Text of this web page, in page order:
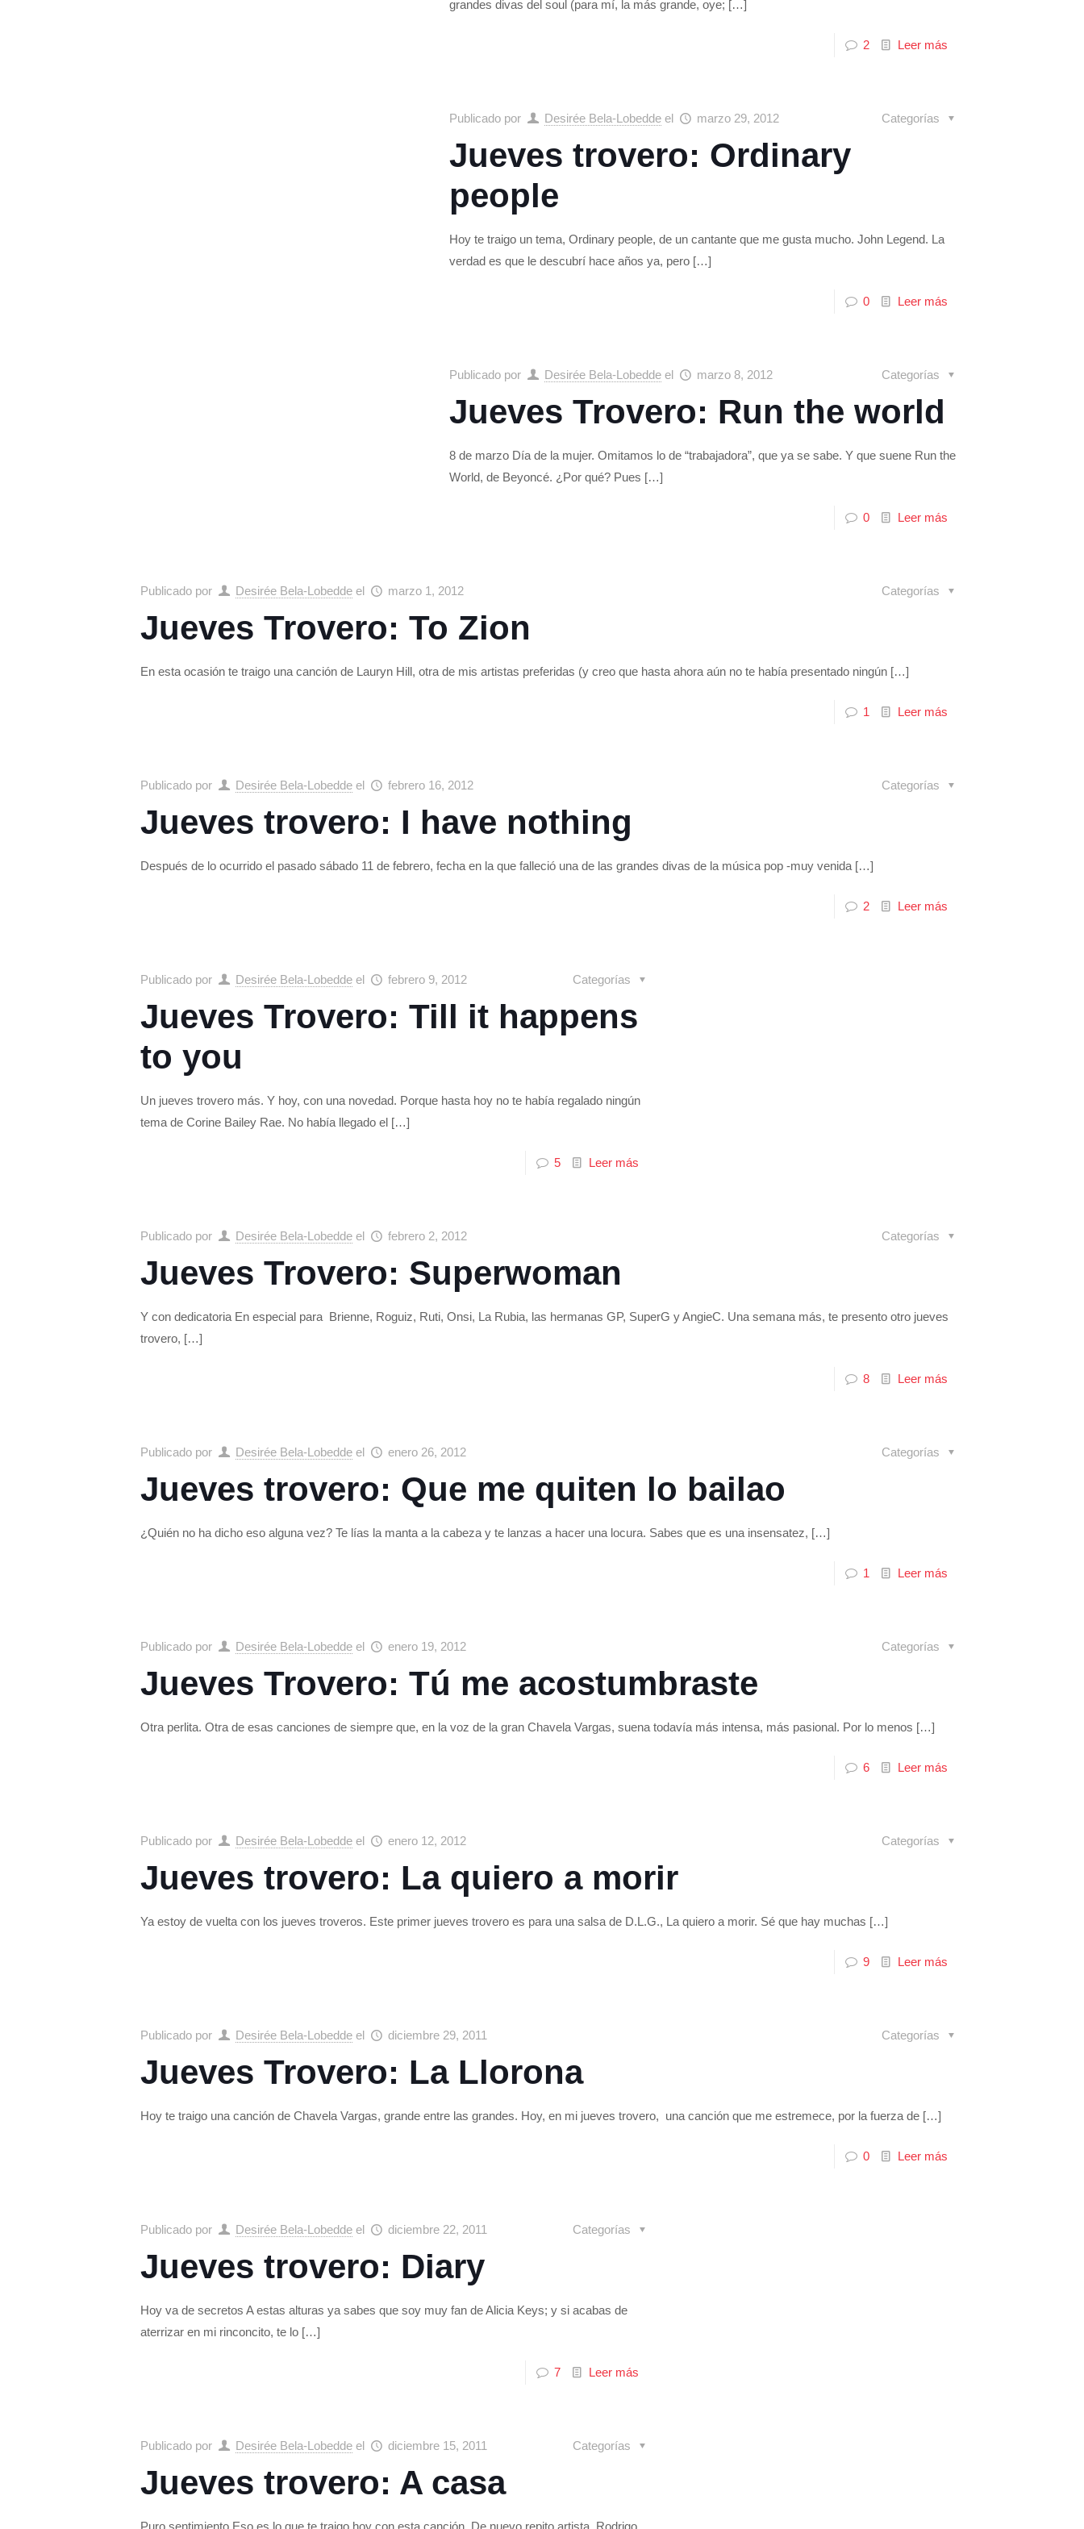
grandes divas del soul (para mí, la más grande, oye; […]
2 Leer más
Publicado por Desirée Bela-Lobedde el marzo 29, 2012 Categorías
Jueves trovero: Ordinary
people
Hoy te traigo un tema, Ordinary people, de un cantante que me gusta mucho. John Legend. La
verdad es que le descubrí hace años ya, pero […]
0 Leer más
Publicado por Desirée Bela-Lobedde el marzo 8, 2012 Categorías
Jueves Trovero: Run the world
8 de marzo Día de la mujer. Omitamos lo de “trabajadora”, que ya se sabe. Y que suene Run the
World, de Beyoncé. ¿Por qué? Pues […]
0 Leer más
Publicado por Desirée Bela-Lobedde el marzo 1, 2012 Categorías
Jueves Trovero: To Zion
En esta ocasión te traigo una canción de Lauryn Hill, otra de mis artistas preferidas (y creo que hasta ahora aún no te había presentado ningún […]
1 Leer más
Publicado por Desirée Bela-Lobedde el febrero 16, 2012 Categorías
Jueves trovero: I have nothing
Después de lo ocurrido el pasado sábado 11 de febrero, fecha en la que falleció una de las grandes divas de la música pop -muy venida […]
2 Leer más
Publicado por Desirée Bela-Lobedde el febrero 9, 2012 Categorías
Jueves Trovero: Till it happens
to you
Un jueves trovero más. Y hoy, con una novedad. Porque hasta hoy no te había regalado ningún
tema de Corine Bailey Rae. No había llegado el […]
5 Leer más
Publicado por Desirée Bela-Lobedde el febrero 2, 2012 Categorías
Jueves Trovero: Superwoman
Y con dedicatoria En especial para Brienne, Roguiz, Ruti, Onsi, La Rubia, las hermanas GP, SuperG y AngieC. Una semana más, te presento otro jueves
trovero, […]
8 Leer más
Publicado por Desirée Bela-Lobedde el enero 26, 2012 Categorías
Jueves trovero: Que me quiten lo bailao
¿Quién no ha dicho eso alguna vez? Te lías la manta a la cabeza y te lanzas a hacer una locura. Sabes que es una insensatez, […]
1 Leer más
Publicado por Desirée Bela-Lobedde el enero 19, 2012 Categorías
Jueves Trovero: Tú me acostumbraste
Otra perlita. Otra de esas canciones de siempre que, en la voz de la gran Chavela Vargas, suena todavía más intensa, más pasional. Por lo menos […]
6 Leer más
Publicado por Desirée Bela-Lobedde el enero 12, 2012 Categorías
Jueves trovero: La quiero a morir
Ya estoy de vuelta con los jueves troveros. Este primer jueves trovero es para una salsa de D.L.G., La quiero a morir. Sé que hay muchas […]
9 Leer más
Publicado por Desirée Bela-Lobedde el diciembre 29, 2011 Categorías
Jueves Trovero: La Llorona
Hoy te traigo una canción de Chavela Vargas, grande entre las grandes. Hoy, en mi jueves trovero, una canción que me estremece, por la fuerza de […]
0 Leer más
Publicado por Desirée Bela-Lobedde el diciembre 22, 2011 Categorías
Jueves trovero: Diary
Hoy va de secretos A estas alturas ya sabes que soy muy fan de Alicia Keys; y si acabas de
aterrizar en mi rinconcito, te lo […]
7 Leer más
Publicado por Desirée Bela-Lobedde el diciembre 15, 2011 Categorías
Jueves trovero: A casa
Puro sentimiento Eso es lo que te traigo hoy con esta canción. De nuevo repito artista. Rodrigo